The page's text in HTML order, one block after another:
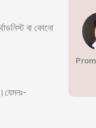
বা কোনো